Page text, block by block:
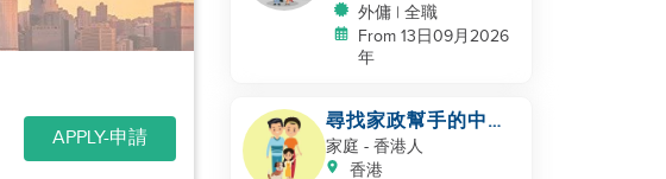
APPLY-申請
外傭 | 全職
From 13日09月2026
年
尋找家政幫手的中國
家庭
家庭 - 香港人
香港